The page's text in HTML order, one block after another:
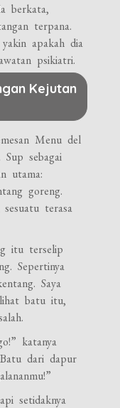
berkata,
terpana.
apakah dia
psikiatri.
Kejutan
Menu del
sebagai
utama:
goreng.
terasa
itu terselip
Sepertinya
Saya
batu itu,
katanya
dari dapur
setidaknya